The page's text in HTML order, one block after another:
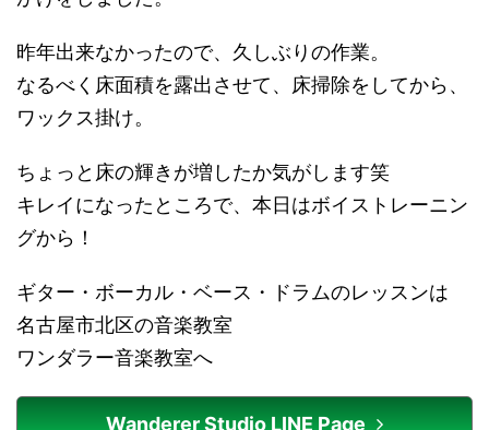
昨年出来なかったので、久しぶりの作業。
なるべく床面積を露出させて、床掃除をしてから、
ワックス掛け。
ちょっと床の輝きが増したか気がします笑
キレイになったところで、本日はボイストレーニン
グから！
ギター・ボーカル・ベース・ドラムのレッスンは
名古屋市北区の音楽教室
ワンダラー音楽教室へ
Wanderer Studio LINE Page